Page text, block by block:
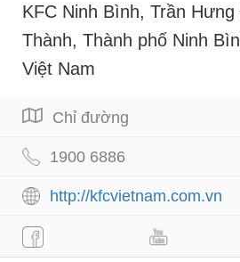
KFC Ninh Bình, Trần
Thành, Thành phố Ninh
Việt Nam
Chỉ đường
1900 6886
http://kfcvietnam.com.vn